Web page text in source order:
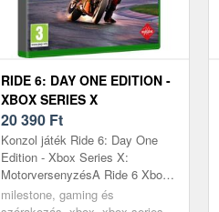
RIDE 6: DAY ONE EDITION -
XBOX SERIES X
20 390 Ft
Konzol játék Ride 6: Day One
Edition - Xbox Series X:
MotorversenyzésA Ride 6 Xbox
Series X egyenesen a sebesség,
milestone, gaming és